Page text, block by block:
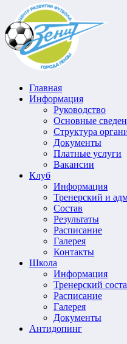
Главная
Информация
Руководство
Основные
Структура
Документы
Платные услуги
Вакансии
Клуб
Информация
Тренерский и
Состав
Результаты
Расписание
Галерея
Контакты
Школа
Информация
Тренерский
Расписание
Галерея
Документы
Антидопинг